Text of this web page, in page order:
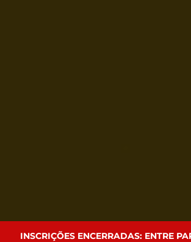
INSCRIÇÕES ENCERRADAS: ENTRE